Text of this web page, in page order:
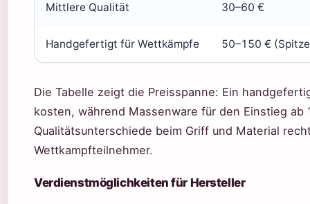
Mittlere Qualität 30–60 €
Handgefertigt für Wettkämpfe 50–150 €
Die Tabelle zeigt die Preisspanne: Ein
kosten, während Massenware für den Einstieg ab
Qualitätsunterschiede beim Griff und Material
Wettkampfteilnehmer.
Verdienstmöglichkeiten für Hersteller